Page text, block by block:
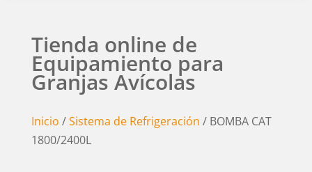
Tienda online de
Equipamiento para
Granjas Avícolas
Inicio /Sistema de Refrigeración / BOMBA CAT
1800/2400L